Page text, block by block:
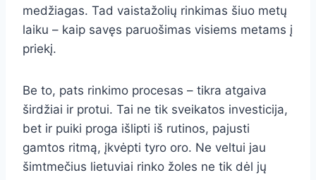
medžiagas. Tad vaistažolių rinkimas šiuo metų
laiku – kaip savęs paruošimas visiems metams į
priekį.
Be to, pats rinkimo procesas – tikra atgaiva
širdžiai ir protui. Tai ne tik sveikatos investicija,
bet ir puiki proga išlipti iš rutinos, pajusti
gamtos ritmą, įkvėpti tyro oro. Ne veltui jau
šimtmečius lietuviai rinko žoles ne tik dėl jų